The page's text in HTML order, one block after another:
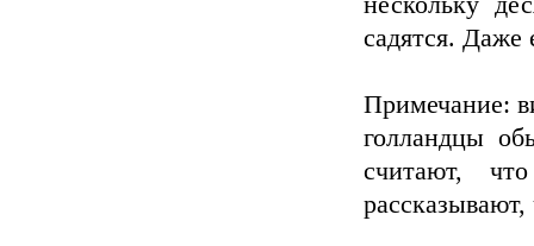
садятся. Даже
Примечание:
голландцы
считают,